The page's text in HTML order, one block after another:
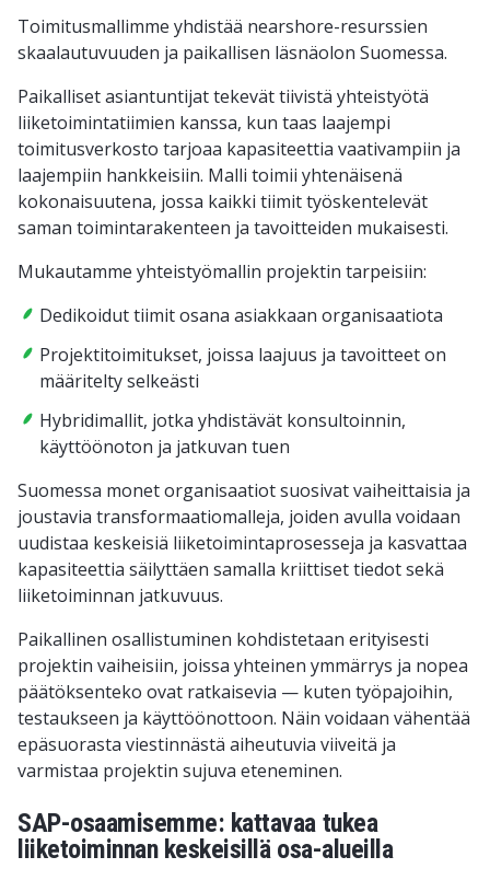
Toimitusmallimme yhdistää nearshore-resurssien
skaalautuvuuden ja paikallisen läsnäolon Suomessa.
Paikalliset asiantuntijat tekevät tiivistä yhteistyötä
liiketoimintatiimien kanssa, kun taas laajempi
toimitusverkosto tarjoaa kapasiteettia vaativampiin ja
laajempiin hankkeisiin. Malli toimii yhtenäisenä
kokonaisuutena, jossa kaikki tiimit työskentelevät
saman toimintarakenteen ja tavoitteiden mukaisesti.
Mukautamme yhteistyömallin projektin tarpeisiin:
Dedikoidut tiimit osana asiakkaan organisaatiota
Projektitoimitukset, joissa laajuus ja tavoitteet on
määritelty selkeästi
Hybridimallit, jotka yhdistävät konsultoinnin,
käyttöönoton ja jatkuvan tuen
Suomessa monet organisaatiot suosivat vaiheittaisia ja
joustavia transformaatiomalleja, joiden avulla voidaan
uudistaa keskeisiä liiketoimintaprosesseja ja kasvattaa
kapasiteettia säilyttäen samalla kriittiset tiedot sekä
liiketoiminnan jatkuvuus.
Paikallinen osallistuminen kohdistetaan erityisesti
projektin vaiheisiin, joissa yhteinen ymmärrys ja nopea
päätöksenteko ovat ratkaisevia — kuten työpajoihin,
testaukseen ja käyttöönottoon. Näin voidaan vähentää
epäsuorasta viestinnästä aiheutuvia viiveitä ja
varmistaa projektin sujuva eteneminen.
SAP-osaamisemme: kattavaa tukea
liiketoiminnan keskeisillä osa-alueilla